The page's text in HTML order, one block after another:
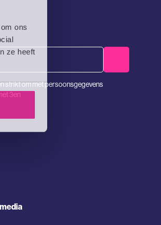
ons
ze heeft
strikt om met persoonsgegevens
3en